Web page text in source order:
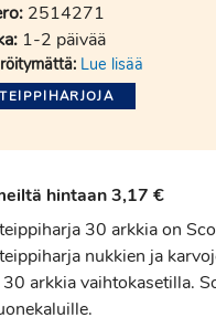
2514271
1-2 päivää
Lue lisää
hintaan 3,17 €
30 arkkia on
nukkien ja
arkkia vaihtokasetilla.